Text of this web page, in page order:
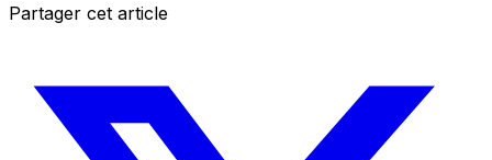
Partager cet article